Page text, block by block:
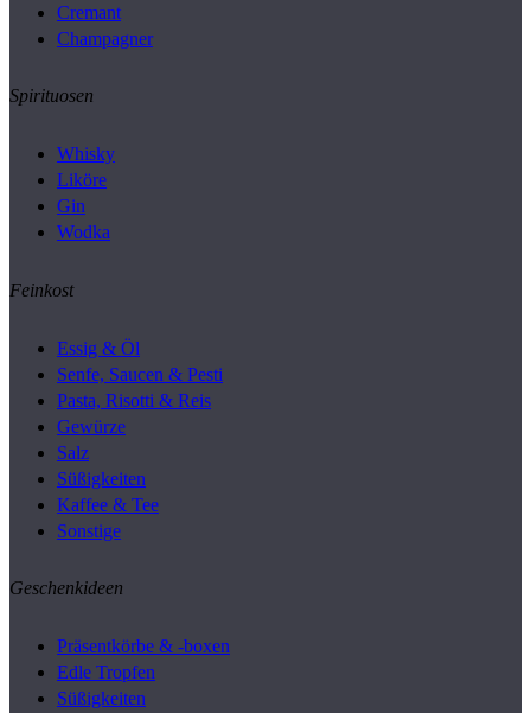
Cremant
Champagner
Spirituosen
Whisky
Liköre
Gin
Wodka
Feinkost
Essig & Öl
Senfe, Saucen & Pesti
Pasta, Risotti & Reis
Gewürze
Salz
Süßigkeiten
Kaffee & Tee
Sonstige
Geschenkideen
Präsentkörbe & -boxen
Edle Tropfen
Süßigkeiten